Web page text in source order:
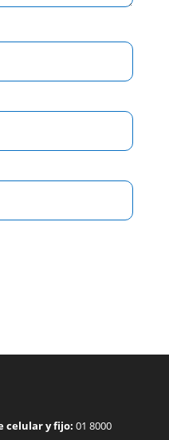
celular y fijo: 01 8000